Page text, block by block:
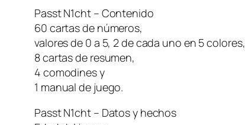
Passt N1cht – Contenido
60 cartas de números,
valores de 0 a 5, 2 de cada uno en 5 colores,
8 cartas de resumen,
4 comodines y
1 manual de juego.
Passt N1cht – Datos y hechos